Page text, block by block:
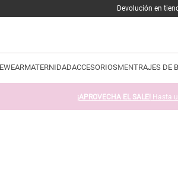
Devolución en
MATERNIDADACCESORIOSMENTRAJES DE
¡APROVECHA EL SALE! Hasta